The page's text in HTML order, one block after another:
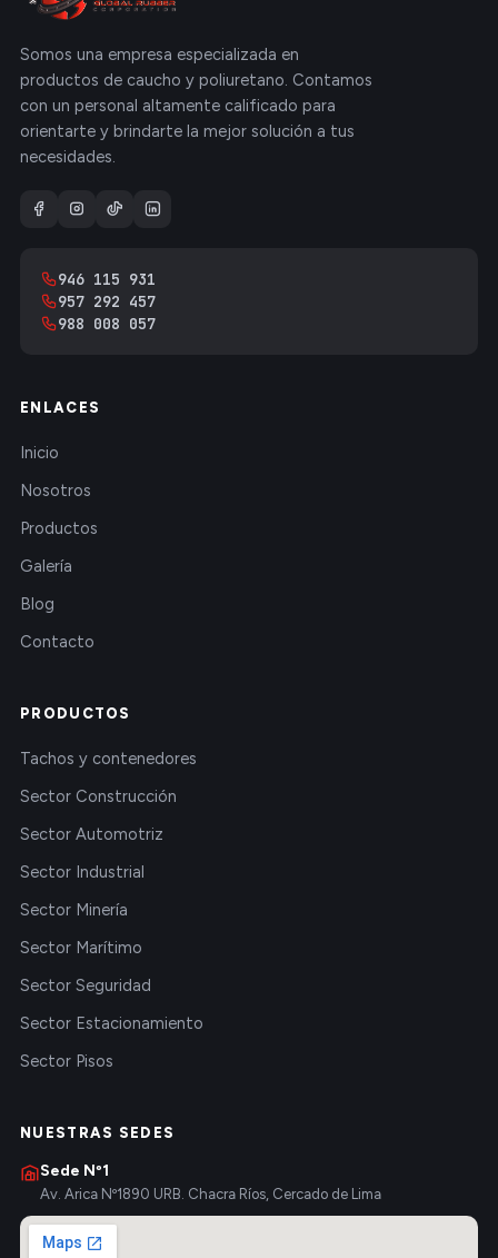
Somos una empresa especializada en
productos de caucho y poliuretano. Contamos
con un personal altamente calificado para
orientarte y brindarte la mejor solución a tus
necesidades.
946 115 931
957 292 457
988 008 057
ENLACES
Inicio
Nosotros
Productos
Galería
Blog
Contacto
PRODUCTOS
Tachos y contenedores
Sector Construcción
Sector Automotriz
Sector Industrial
Sector Minería
Sector Marítimo
Sector Seguridad
Sector Estacionamiento
Sector Pisos
NUESTRAS SEDES
Sede Nº1
Av. Arica Nº1890 URB. Chacra Ríos, Cercado de Lima